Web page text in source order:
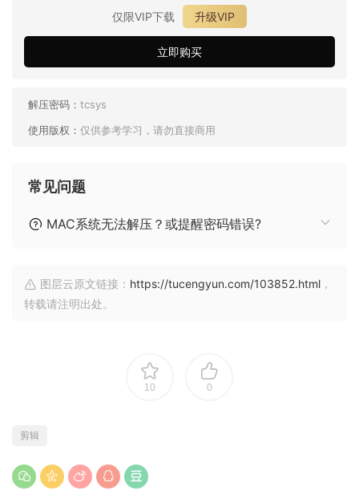
仅限VIP下载
升级VIP
立即购买
解压密码： tcsys
使用版权： 仅供参考学习，请勿直接商用
常见问题
MAC系统无法解压？或提醒密码错误?
图层云原文链接： https://tucengyun.com/103852.html ，
转载请注明出处。
10 0
剪辑